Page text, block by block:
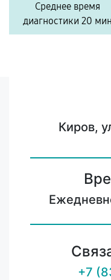
Среднее время
диагностики 20 мин
Киров,
+7